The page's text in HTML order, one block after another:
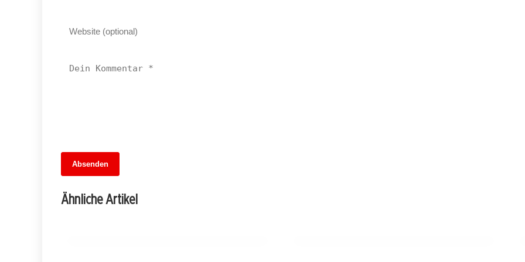
Absenden
Ähnliche Artikel
Wieder auf Kurs: Die Rückkehr der
direkten Verbindung zwischen Hamburg